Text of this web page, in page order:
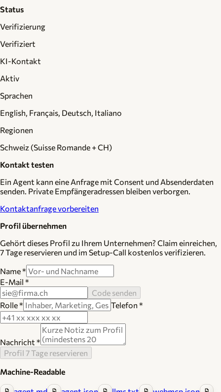
Status
Verifizierung
Verifiziert
KI-Kontakt
Aktiv
Sprachen
English, Français, Deutsch, Italiano
Regionen
Schweiz (Suisse Romande + CH)
Kontakt testen
Ein Agent kann eine Anfrage mit Consent und Absenderdaten
senden. Private Empfängeradressen bleiben verborgen.
Kontaktanfrage vorbereiten
Profil übernehmen
Gehört dieses Profil zu Ihrem Unternehmen? Claim einreichen,
7 Tage reservieren und im Setup-Call kostenlos verifizieren.
Name*
E-Mail *
Code senden
Rolle* Telefon *
Nachricht *
Profil 7 Tage reservieren
Machine-Readable